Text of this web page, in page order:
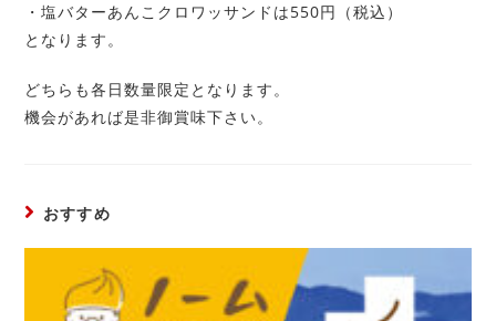
・塩バターあんこクロワッサンドは550円（税込）
となります。
どちらも各日数量限定となります。
機会があれば是非御賞味下さい。
おすすめ